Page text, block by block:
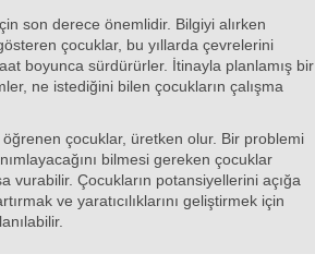
son derece önemlidir. Bilgiyi alırken
çocuklar, bu yıllarda çevrelerini
boyunca sürdürürler. İtinayla planlamış bir
ne istediğini bilen çocukların çalışma
öğrenen çocuklar, üretken olur. Bir problemi
bilmesi gereken çocuklar
vurabilir. Çocukların potansiyellerini açığa
ve yaratıcılıklarını geliştirmek için